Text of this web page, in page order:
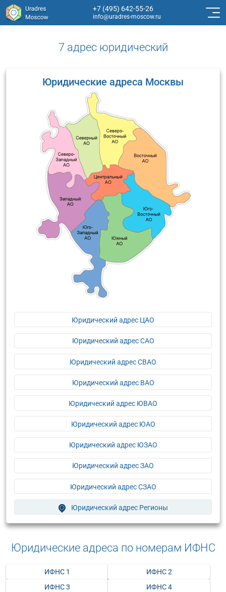
+7 (495) 642-55-26
info@uradres-moscow.ru
7 адрес юридический
Юридические адреса Москвы
Юридический адрес ЦАО
Юридический адрес САО
Юридический адрес СВАО
Юридический адрес ВАО
Юридический адрес ЮВАО
Юридический адрес ЮАО
Юридический адрес ЮЗАО
Юридический адрес ЗАО
Юридический адрес СЗАО
Юридический адрес Регионы
Юридические адреса по номерам ИФНС
ИФНС 1
ИФНС 2
ИФНС 3
ИФНС 4